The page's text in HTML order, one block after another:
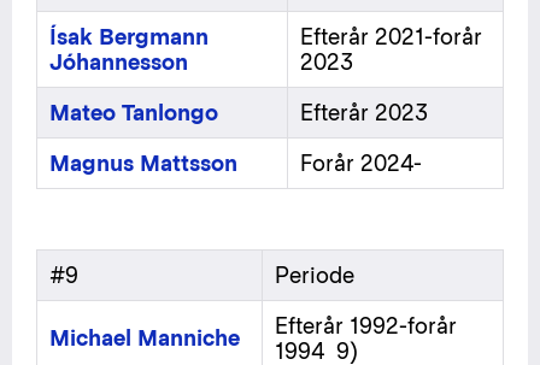
Ísak Bergmann
Jóhannesson
Efterår 2021-forår
2023
Mateo Tanlongo
Efterår 2023
Magnus Mattsson
Forår 2024-
#9 Periode
Michael Manniche
Efterår 1992-forår
1994 9)